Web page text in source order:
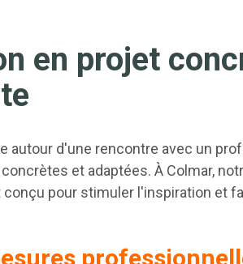
en projet
autour d'une rencontre avec un
et adaptées. À Colmar,
pour stimuler l'inspiration et